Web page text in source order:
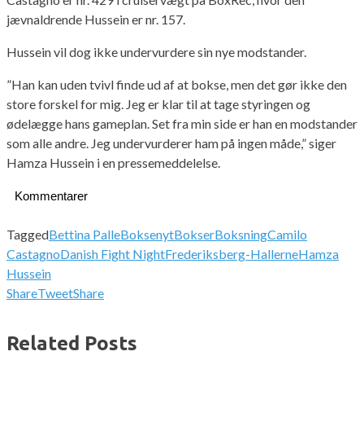
jævnaldrende Hussein er nr. 157.
Hussein vil dog ikke undervurdere sin nye modstander.
”Han kan uden tvivl finde ud af at bokse, men det gør ikke den
store forskel for mig. Jeg er klar til at tage styringen og
ødelægge hans gameplan. Set fra min side er han en modstander
som alle andre. Jeg undervurderer ham på ingen måde,” siger
Hamza Hussein i en pressemeddelelse.
Kommentarer
TaggedBettina PalleBoksenytBokserBoksningCamilo
CastagnoDanish Fight NightFrederiksberg-HallerneHamza
Hussein
ShareTweetShare
Related Posts